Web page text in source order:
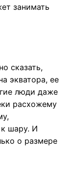
занимать
сказать,
экватора, ее
люди даже
расхожему
шару. И
о размере